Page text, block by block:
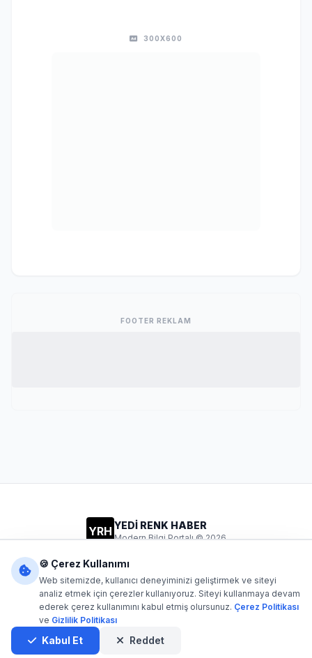
300X600
FOOTER REKLAM
YRH YEDİ RENK HABER
Modern Bilgi Portalı © 2026
Dijital1- Tüm hakları saklıdır. Kaynak gösterilmeden içerik
🍪 Çerez Kullanımı
Web sitemizde, kullanıcı deneyiminizi geliştirmek ve siteyi
analiz etmek için çerezler kullanıyoruz. Siteyi kullanmaya devam
ederek çerez kullanımını kabul etmiş olursunuz. Çerez Politikası
ve Gizlilik Politikası
Kabul Et Reddet